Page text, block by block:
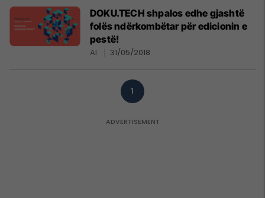
DOKU.TECH shpalos edhe gjashtë
folës ndërkombëtar për edicionin e
pestë!
AI 31/05/2018
1